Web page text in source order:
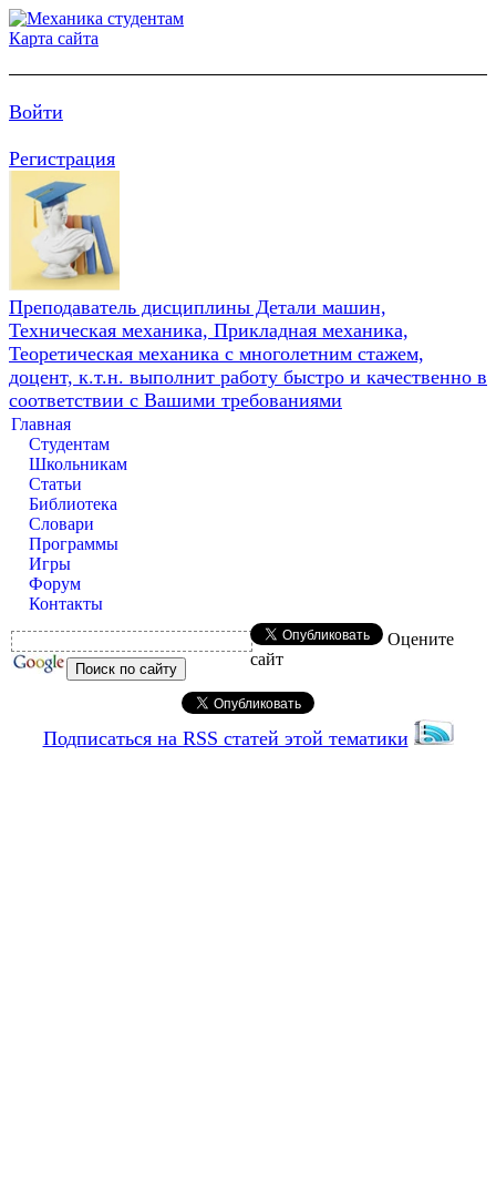
Карта сайта
Войти
Регистрация
Преподаватель дисциплины Детали машин,
Техническая механика, Прикладная механика,
Теоретическая механика с многолетним стажем,
доцент, к.т.н. выполнит работу быстро и качественно в
соответствии с Вашими требованиями
Главная
Студентам
Школьникам
Статьи
Библиотека
Словари
Программы
Игры
Форум
Контакты
Оцените
сайт
Подписаться на RSS статей этой тематики